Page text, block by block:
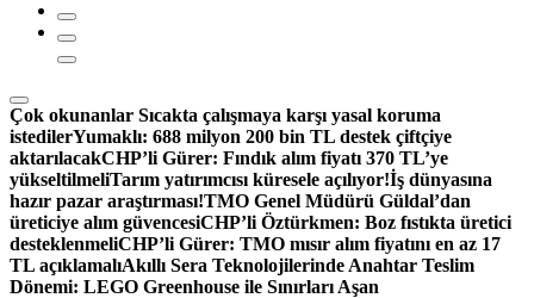
Çok okunanlar Sıcakta çalışmaya karşı yasal koruma
istedilerYumaklı: 688 milyon 200 bin TL destek çiftçiye
aktarılacakCHP’li Gürer: Fındık alım fiyatı 370 TL’ye
yükseltilmeliTarım yatırımcısı küresele açılıyor!İş dünyasına
hazır pazar araştırması!TMO Genel Müdürü Güldal’dan
üreticiye alım güvencesiCHP’li Öztürkmen: Boz fıstıkta üretici
desteklenmeliCHP’li Gürer: TMO mısır alım fiyatını en az 17
TL açıklamalıAkıllı Sera Teknolojilerinde Anahtar Teslim
Dönemi: LEGO Greenhouse ile Sınırları Aşan